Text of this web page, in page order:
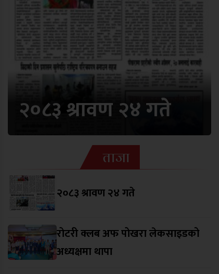
२०८३ श्रावण २४ गते
ताजा
२०८३ श्रावण २४ गते
रोटरी क्लब अफ पोखरा लेकसाइडको
अध्यक्षमा थापा